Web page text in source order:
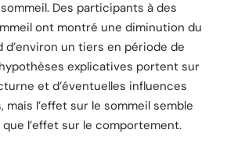
Des participants à des
ont montré une diminution du
d’environ un tiers en période de
explicatives portent sur
et d’éventuelles influences
mais l’effet sur le sommeil semble
l’effet sur le comportement.